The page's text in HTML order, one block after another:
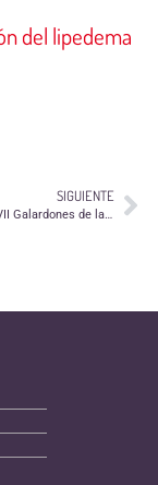
del lipedema
SIGUIENTE
Entrega de los VII Galardones de la Economía Social en Aragón